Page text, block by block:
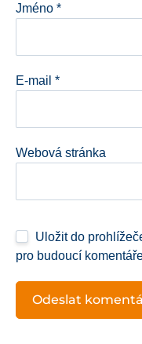
Jméno *
E-mail *
Webová stránka
Uložit do
pro budoucí